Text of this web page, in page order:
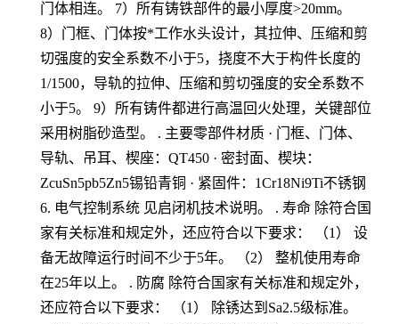
门体相连。 7）所有铸铁部件的最小厚度>20mm。
8）门框、门体按*工作水头设计，其拉伸、压缩和剪
切强度的安全系数不小于5，挠度不大于构件长度的
1/1500，导轨的拉伸、压缩和剪切强度的安全系数不
小于5。 9）所有铸件都进行高温回火处理，关键部位
采用树脂砂造型。 . 主要零部件材质 · 门框、门体、
导轨、吊耳、楔座：QT450 · 密封面、楔块：
ZcuSn5pb5Zn5锡铅青铜 · 紧固件：1Cr18Ni9Ti不锈钢
6. 电气控制系统 见启闭机技术说明。 . 寿命 除符合国
家有关标准和规定外，还应符合以下要求： （1） 设
备无故障运行时间不少于5年。 （2） 整机使用寿命
在25年以上。 . 防腐 除符合国家有关标准和规定外，
还应符合以下要求： （1） 除锈达到Sa2.5级标准。